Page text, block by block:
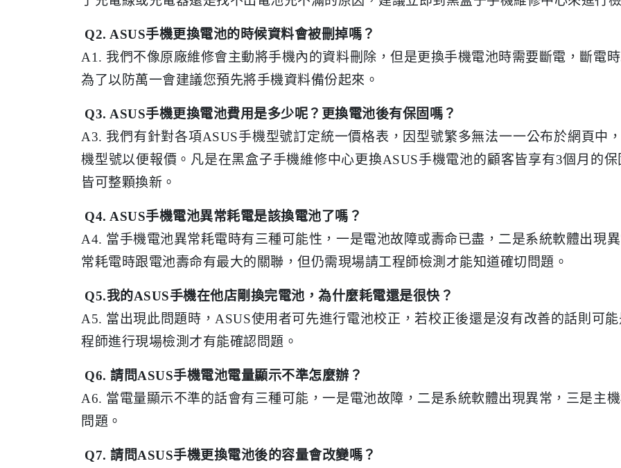
Q2. ASUS手機更換電池的時候資料會被刪掉嗎？
A1. 我們不像原廠維修會主動將手機內的資料刪除，但是更換手機電池時需要斷電，斷電
為了以防萬一會建議您預先將手機資料備份起來。
Q3. ASUS手機更換電池費用是多少呢？更換電池後有保固嗎？
A3. 我們有針對各項ASUS手機型號訂定統一價格表，因型號繁多無法一一公布於網頁中
機型號以便報價。凡是在黑盒子手機維修中心更換ASUS手機電池的顧客皆享有3個月的
皆可整顆換新。
Q4. ASUS手機電池異常耗電是該換電池了嗎？
A4. 當手機電池異常耗電時有三種可能性，一是電池故障或壽命已盡，二是系統軟體出現
常耗電時跟電池壽命有最大的關聯，但仍需現場請工程師檢測才能知道確切問題。
Q5.我的ASUS手機在他店剛換完電池，為什麼耗電還是很快？
A5. 當出現此問題時，ASUS使用者可先進行電池校正，若校正後還是沒有改善的話則可
程師進行現場檢測才有能確認問題。
Q6. 請問ASUS手機電池電量顯示不準怎麼辦？
A6. 當電量顯示不準的話會有三種可能，一是電池故障，二是系統軟體出現異常，三是主
問題。
Q7. 請問ASUS手機更換電池後的容量會改變嗎？